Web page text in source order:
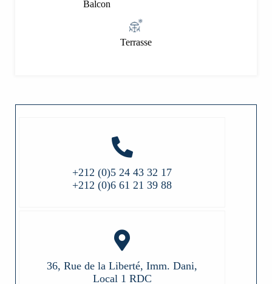
Balcon
Terrasse
+212 (0)5 24 43 32 17
+212 (0)6 61 21 39 88
36, Rue de la Liberté, Imm. Dani,
Local 1 RDC